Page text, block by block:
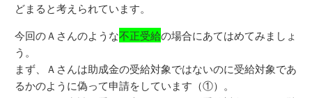
どまると考えられています。
今回のＡさんのような不正受給の場合にあてはめてみましょ
う。
まず、Ａさんは助成金の受給対象ではないのに受給対象であ
るかのように偽って申請をしています（①）。